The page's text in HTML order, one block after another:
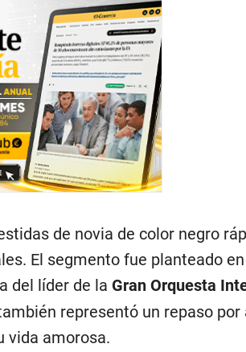
de novia de color negro
El segmento fue planteado
del líder de la Gran Orquesta
representó un repaso por
vida amorosa.